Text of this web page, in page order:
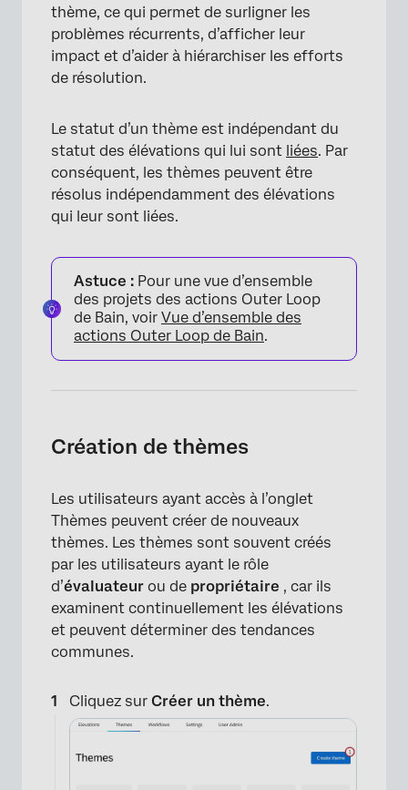
thème, ce qui permet de surligner les
problèmes récurrents, d’afficher leur
impact et d’aider à hiérarchiser les efforts
de résolution.
Le statut d’un thème est indépendant du
statut des élévations qui lui sont liées. Par
conséquent, les thèmes peuvent être
résolus indépendamment des élévations
qui leur sont liées.
Astuce : Pour une vue d’ensemble
des projets des actions Outer Loop
de Bain, voir Vue d’ensemble des
actions Outer Loop de Bain.
Création de thèmes
Les utilisateurs ayant accès à l’onglet
Thèmes peuvent créer de nouveaux
thèmes. Les thèmes sont souvent créés
par les utilisateurs ayant le rôle
d’évaluateur ou de propriétaire , car ils
examinent continuellement les élévations
et peuvent déterminer des tendances
communes.
Cliquez sur Créer un thème.